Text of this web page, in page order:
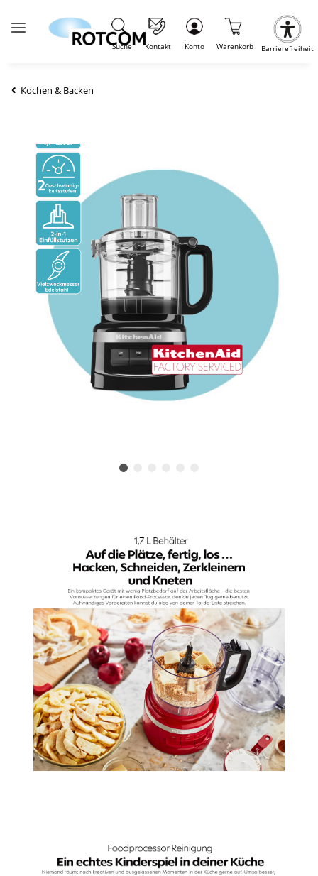
Suche Kontakt Konto Warenkorb Barrierefreiheit
Kochen & Backen